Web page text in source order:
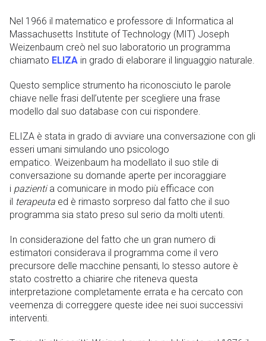
Nel 1966 il matematico e professore di Informatica al
Massachusetts Institute of Technology (MIT) Joseph
Weizenbaum creò nel suo laboratorio un programma
chiamato ELIZA in grado di elaborare il linguaggio naturale.
Questo semplice strumento ha riconosciuto le parole
chiave nelle frasi dell’utente per scegliere una frase
modello dal suo database con cui rispondere.
ELIZA è stata in grado di avviare una conversazione con gli
esseri umani simulando uno psicologo
empatico. Weizenbaum ha modellato il suo stile di
conversazione su domande aperte per incoraggiare
i pazientia comunicare in modo più efficace con
il terapeuta ed è rimasto sorpreso dal fatto che il suo
programma sia stato preso sul serio da molti utenti.
In considerazione del fatto che un gran numero di
estimatori considerava il programma come il vero
precursore delle macchine pensanti, lo stesso autore è
stato costretto a chiarire che riteneva questa
interpretazione completamente errata e ha cercato con
veemenza di correggere queste idee nei suoi successivi
interventi.